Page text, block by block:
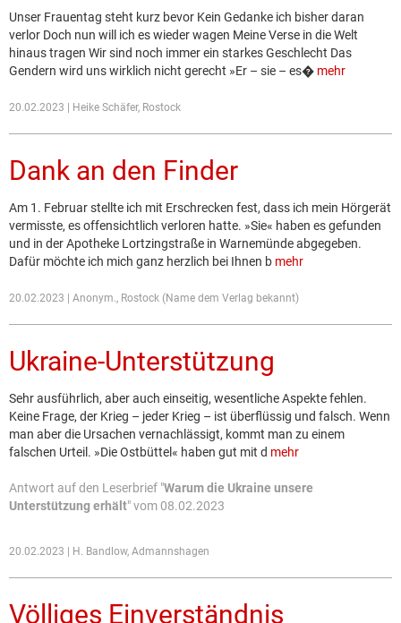
Unser Frauentag steht kurz bevor Kein Gedanke ich bisher daran
verlor Doch nun will ich es wieder wagen Meine Verse in die Welt
hinaus tragen Wir sind noch immer ein starkes Geschlecht Das
Gendern wird uns wirklich nicht gerecht »Er – sie – es� mehr
20.02.2023 | Heike Schäfer, Rostock
Dank an den Finder
Am 1. Februar stellte ich mit Erschrecken fest, dass ich mein Hörgerät
vermisste, es offensichtlich verloren hatte. »Sie« haben es gefunden
und in der Apotheke Lortzingstraße in Warnemünde abgegeben.
Dafür möchte ich mich ganz herzlich bei Ihnen b mehr
20.02.2023 | Anonym., Rostock (Name dem Verlag bekannt)
Ukraine-Unterstützung
Sehr ausführlich, aber auch einseitig, wesentliche Aspekte fehlen.
Keine Frage, der Krieg – jeder Krieg – ist überflüssig und falsch. Wenn
man aber die Ursachen vernachlässigt, kommt man zu einem
falschen Urteil. »Die Ostbüttel« haben gut mit d mehr
Antwort auf den Leserbrief "Warum die Ukraine unsere
Unterstützung erhält" vom 08.02.2023
20.02.2023 | H. Bandlow, Admannshagen
Völliges Einverständnis